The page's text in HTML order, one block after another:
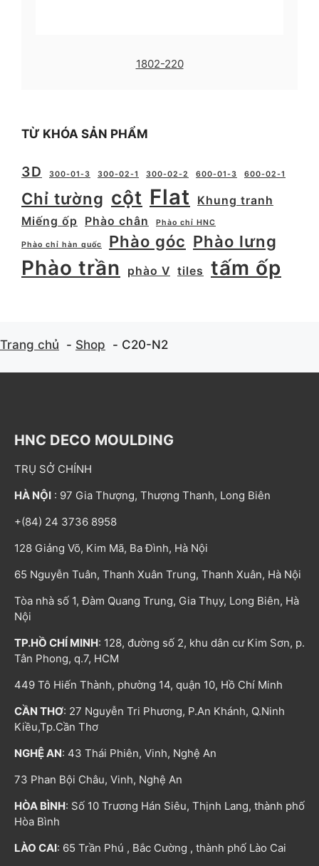
1802-220
TỪ KHÓA SẢN PHẨM
3D 300-01-3 300-02-1 300-02-2 600-01-3 600-02-1
Chỉ tường cột Flat
Khung tranh
Miếng ốp
Phào chân Phào chỉ HNC
Phào chỉ hàn quốc Phào góc Phào lưng
Phào trần phào V tiles tấm ốp
Trang chủ Shop C20-N2
HNC DECO MOULDING
TRỤ SỞ CHÍNH
HÀ NỘI : 97 Gia Thượng, Thượng Thanh, Long Biên
+(84) 24 3736 8958
128 Giảng Võ, Kim Mã, Ba Đình, Hà Nội
65 Nguyễn Tuân, Thanh Xuân Trung, Thanh Xuân, Hà Nội
Tòa nhà số 1, Đàm Quang Trung, Gia Thụy, Long Biên, Hà
Nội
TP.HỒ CHÍ MINH: 128, đường số 2, khu dân cư Kim Sơn, p.
Tân Phong, q.7, HCM
449 Tô Hiến Thành, phường 14, quận 10, Hồ Chí Minh
CẦN THƠ: 27 Nguyễn Tri Phương, P.An Khánh, Q.Ninh
Kiều,Tp.Cần Thơ
NGHỆ AN: 43 Thái Phiên, Vinh, Nghệ An
73 Phan Bội Châu, Vinh, Nghệ An
HÒA BÌNH: Số 10 Trương Hán Siêu, Thịnh Lang, thành phố
Hòa Bình
LÀO CAI: 65 Trần Phú , Bắc Cường , thành phố Lào Cai